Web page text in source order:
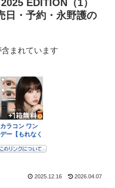
EDITION（1）
日・予約・永野護の
まれています
2025.12.16 2026.04.07